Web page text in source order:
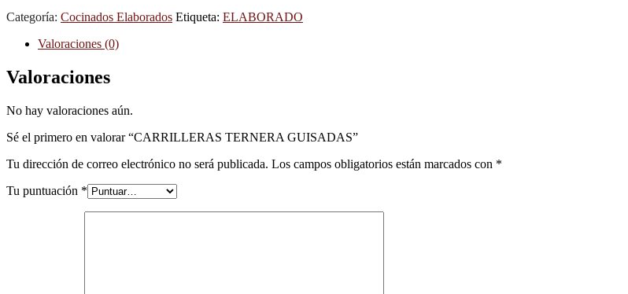
Categoría: Cocinados Elaborados Etiqueta: ELABORADO
Valoraciones (0)
Valoraciones
No hay valoraciones aún.
Sé el primero en valorar “CARRILLERAS TERNERA GUISADAS”
Tu dirección de correo electrónico no será publicada. Los campos obligatorios están marcados con *
Tu puntuación *